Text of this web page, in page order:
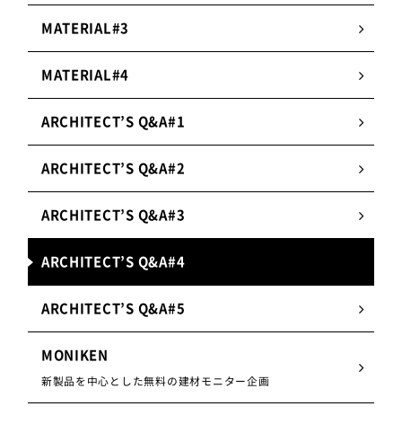
MATERIAL#3
MATERIAL#4
ARCHITECT’S Q&A#1
ARCHITECT’S Q&A#2
ARCHITECT’S Q&A#3
ARCHITECT’S Q&A#4
ARCHITECT’S Q&A#5
MONIKEN
新製品を中心とした無料の建材モニター企画